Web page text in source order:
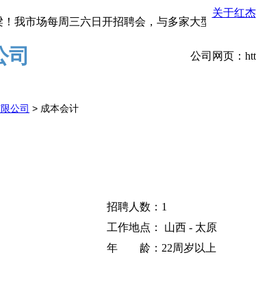
市场每周三六日开招聘会，与多家大型企业联合
关于红杰
司 公司网页：
公司 > 成本会计
招聘人数：1
工作地点： 山西 - 太原
年 龄：22周岁以上